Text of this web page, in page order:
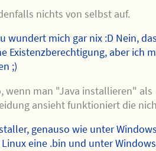
nichts von selbst auf.
wundert mich gar nix :D Nein,
Existenzberechtigung, aber ich
;)
wenn man "Java installieren" als
ansieht funktioniert die
genauso wie unter
eine .bin und unter Windows